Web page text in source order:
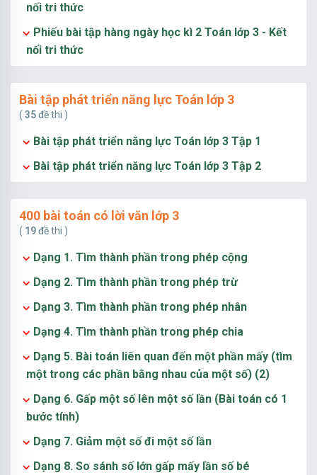
nối tri thức
Phiếu bài tập hàng ngày học kì 2 Toán lớp 3 - Kết
nối tri thức
Bài tập phát triển năng lực Toán lớp 3
( 35đề thi )
Bài tập phát triển năng lực Toán lớp 3 Tập 1
Bài tập phát triển năng lực Toán lớp 3 Tập 2
400 bài toán có lời văn lớp 3
( 19đề thi )
Dạng 1. Tìm thành phần trong phép cộng
Dạng 2. Tìm thành phần trong phép trừ
Dạng 3. Tìm thành phần trong phép nhân
Dạng 4. Tìm thành phần trong phép chia
Dạng 5. Bài toán liên quan đến một phần mấy (tìm
một trong các phần bằng nhau của một số) (2)
Dạng 6. Gấp một số lên một số lần (Bài toán có 1
bước tính)
Dạng 7. Giảm một số đi một số lần
Dạng 8. So sánh số lớn gấp mấy lần số bé